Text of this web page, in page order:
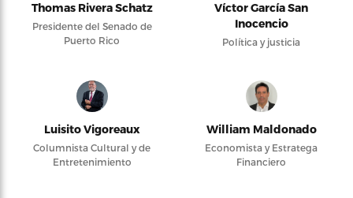
Thomas Rivera Schatz
Presidente del Senado de
Puerto Rico
Víctor García San
Inocencio
Política y justicia
Luisito Vigoreaux
Columnista Cultural y de
Entretenimiento
William Maldonado
Economista y Estratega
Financiero